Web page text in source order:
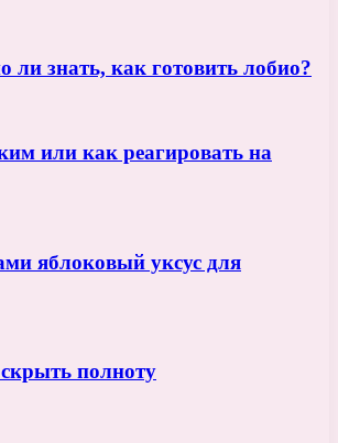
ли знать, как готовить лобио?
или как реагировать на
яблоковый уксус для
полноту